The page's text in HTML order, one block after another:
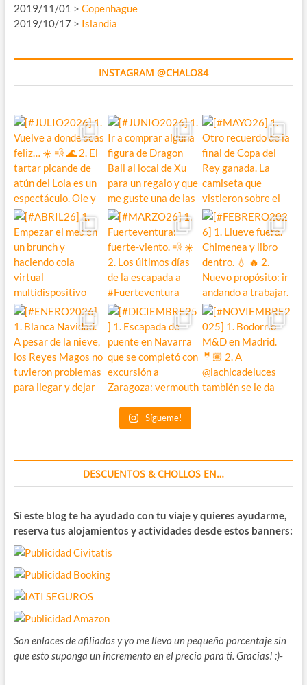
2019/11/01 > Copenhague
2019/10/17 > Islandia
INSTAGRAM @CHALO84
Sígueme!
DESCUENTOS & CHOLLOS EN…
Si este blog te ha ayudado con tu viaje y quieres ayudarme,
reserva tus alojamientos y actividades desde estos banners:
Son enlaces de afiliados y yo me llevo un pequeño porcentaje sin
que esto suponga un incremento en el precio para ti. Gracias! :)-